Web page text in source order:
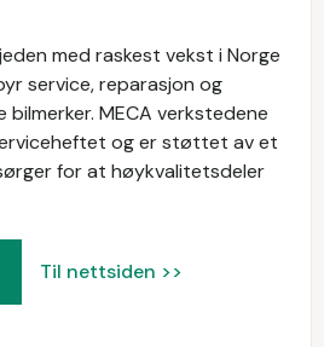
med raskest vekst i Norge
service, reparasjon og
MECA verkstedene
og er støttet av et
for at høykvalitetsdeler
Til nettsiden >>